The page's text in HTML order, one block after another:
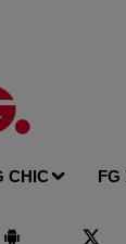
CHIC FG